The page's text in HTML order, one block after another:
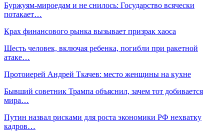
Буржуям-мироедам и не снилось: Государство всячески
потакает…
Крах финансового рынка вызывает призрак хаоса
Шесть человек, включая ребенка, погибли при ракетной
атаке…
Протоиерей Андрей Ткачев: место женщины на кухне
Бывший советник Трампа объяснил, зачем тот добивается
мира…
Путин назвал рисками для роста экономики РФ нехватку
кадров…